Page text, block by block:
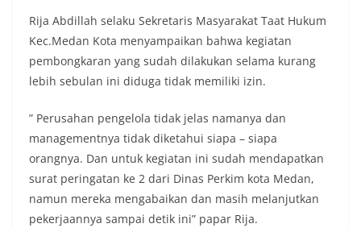
memperingati hari bersejarah bangsa
Indonesia.‎‎”Kami mengimbau kepada seluruh
warga agar mulai mempersiapkan dan memasang
bendera Merah Putih di depan rumah masing-
masing secara penuh. Ini adalah bentuk
perjuangan para pahlawan yang telah merebut
kemerdekaan,” ujar Aiptu Muliyadi Suraukur saat
berdialog dengan warga.‎‎Ia juga menambahkan
agar warga memperhatikan kondisi bendera yang
akan dikibarkan, memastikan bendera dalam
keadaan bersih, tidak sobek, dan layak untuk
dikibarkan sebagai simbol kehormatan
Rija Abdillah selaku Sekretaris Masyarakat Taat Hukum
Kec.Medan Kota menyampaikan bahwa kegiatan
pembongkaran yang sudah dilakukan selama kurang
lebih sebulan ini diduga tidak memiliki izin.
” Perusahan pengelola tidak jelas namanya dan
managementnya tidak diketahui siapa – siapa
orangnya. Dan untuk kegiatan ini sudah mendapatkan
surat peringatan ke 2 dari Dinas Perkim kota Medan,
namun mereka mengabaikan dan masih melanjutkan
pekerjaannya sampai detik ini” papar Rija.